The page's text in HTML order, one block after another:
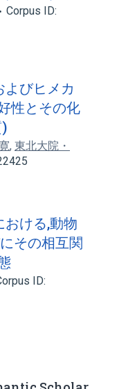
Corpus ID:
よびヒメカ
性とその化
, 東北大院・
おける,動物
その相互関
ID: